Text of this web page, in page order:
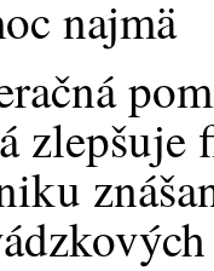
najmä
zlepšuje